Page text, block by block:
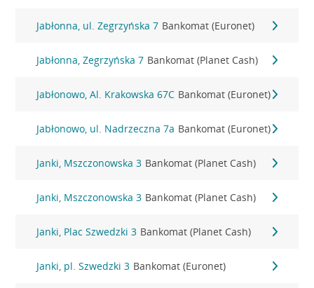
Jabłonna, ul. Zegrzyńska 7 Bankomat (Euronet)
Jabłonna, Zegrzyńska 7 Bankomat (Planet Cash)
Jabłonowo, Al. Krakowska 67C Bankomat (Euronet)
Jabłonowo, ul. Nadrzeczna 7a Bankomat (Euronet)
Janki, Mszczonowska 3 Bankomat (Planet Cash)
Janki, Mszczonowska 3 Bankomat (Planet Cash)
Janki, Plac Szwedzki 3 Bankomat (Planet Cash)
Janki, pl. Szwedzki 3 Bankomat (Euronet)